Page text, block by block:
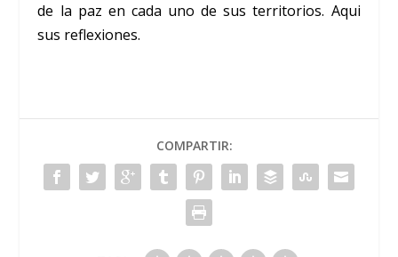
de la paz en cada uno de sus territorios. Aqui
sus reflexiones.
COMPARTIR: